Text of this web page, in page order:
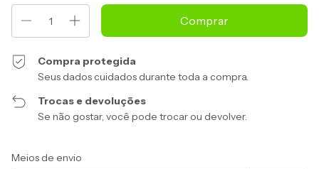
Compra protegida
Seus dados cuidados durante toda a compra.
Trocas e devoluções
Se não gostar, você pode trocar ou devolver.
Entregas para o CEP:
Meios de envio